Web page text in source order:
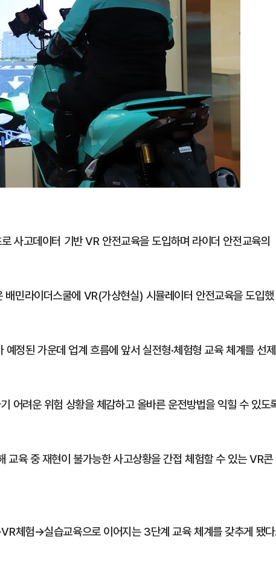
사고데이터 기반 VR 안전교육을 도입하며 라이더 안전교육의
민라이더스쿨에 VR(가상현실) 시뮬레이터 안전교육을 도입했
정된 가운데 업계 흐름에 앞서 실전형·체험형 교육 체계를 선제
어려운 위험 상황을 체감하고 올바른 운전방법을 익힐 수 있도
교육 중 재현이 불가능한 사고상황을 간접 체험할 수 있는 VR콘
체험→실습교육으로 이어지는 3단계 교육 체계를 갖추게 됐